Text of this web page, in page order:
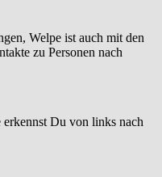
Welpe ist auch mit den
zu Personen nach
Du von links nach